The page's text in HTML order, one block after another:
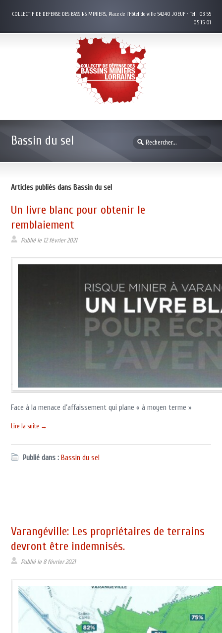
COLLECTIF DE DEFENSE DES BASSINS MINIERS, Place de l’Hôtel de ville 54240 JOEUF · Tél : 03 55
05 15 01
Bassin du sel
Articles publiés dans Bassin du sel
Un livre blanc pour obtenir le
remblaiement
Publié le 12 février 2021
Face à la menace d’affaissement qui plane « à moyen terme »
Lire la suite →
Publié dans : Bassin du sel
Varangéville: Les propriétaires de terrains
devront être indemnisés.
Publié le 8 février 2021